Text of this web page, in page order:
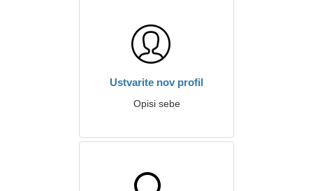
Ustvarite nov profil
Opisi sebe